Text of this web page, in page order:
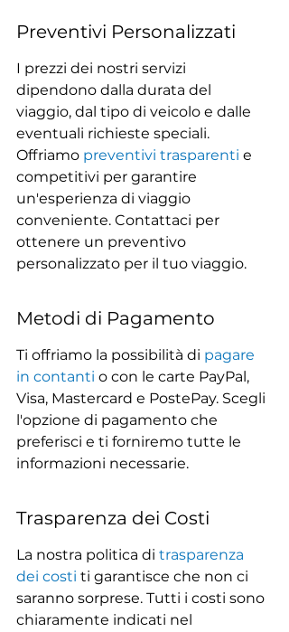
Preventivi Personalizzati
I prezzi dei nostri servizi
dipendono dalla durata del
viaggio, dal tipo di veicolo e dalle
eventuali richieste speciali.
Offriamo preventivi trasparenti e
competitivi per garantire
un'esperienza di viaggio
conveniente. Contattaci per
ottenere un preventivo
personalizzato per il tuo viaggio.
Metodi di Pagamento
Ti offriamo la possibilità di pagare
in contanti o con le carte PayPal,
Visa, Mastercard e PostePay. Scegli
l'opzione di pagamento che
preferisci e ti forniremo tutte le
informazioni necessarie.
Trasparenza dei Costi
La nostra politica di trasparenza
dei costi ti garantisce che non ci
saranno sorprese. Tutti i costi sono
chiaramente indicati nel